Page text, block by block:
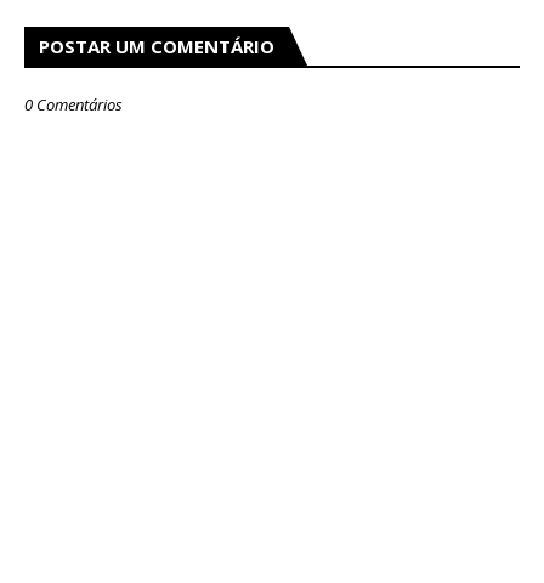
POSTAR UM COMENTÁRIO
0 Comentários